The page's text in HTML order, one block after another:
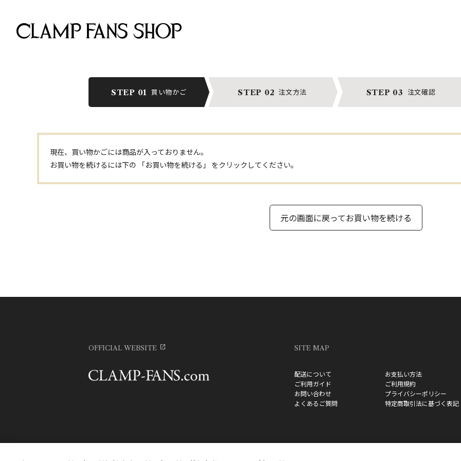
STEP 01 買い物かご STEP 02 注文方法 STEP 03 注文確認
現在、買い物かごには商品が入っておりません。
お買い物を続けるには下の 「お買い物を続ける」 をクリックしてください。
元の画面に戻ってお買い物を続ける
OFFICIAL WEBSITE SITE MAP
配送について
お支払い方法
ご利用ガイド
ご利用規約
お問い合わせ
プライバシーポリシー
よくあるご質問
特定商取引法に基づく表記